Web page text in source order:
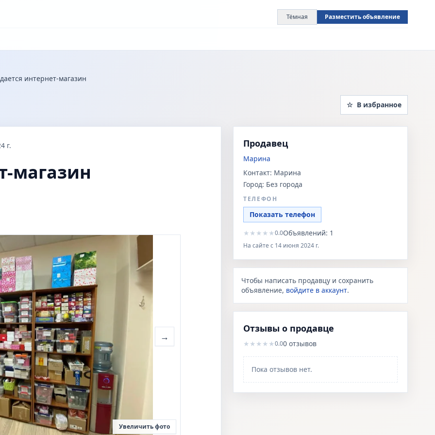
Тёмная Разместить объявление
интернет-магазин
☆ В избранное
г.
магазин
Увеличить фото
→
Продавец
Марина
Контакт: Марина
Город: Без города
ТЕЛЕФОН
Показать телефон
★ ★ ★ ★ ★0.0Объявлений: 1
На сайте с 14 июня 2024 г.
Чтобы написать продавцу и сохранить
объявление, войдите в аккаунт.
Отзывы о продавце
★ ★ ★ ★ ★0.00 отзывов
Пока отзывов нет.